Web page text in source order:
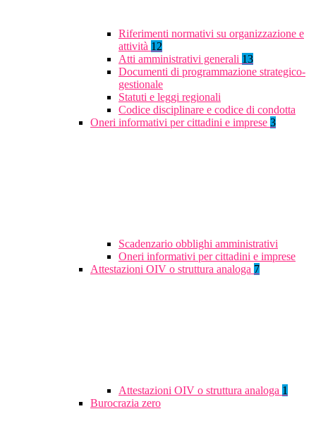
Riferimenti normativi su organizzazione e
attività 12
Atti amministrativi generali 13
Documenti di programmazione strategico-
gestionale
Statuti e leggi regionali
Codice disciplinare e codice di condotta
Oneri informativi per cittadini e imprese 3
Scadenzario obblighi amministrativi
Oneri informativi per cittadini e imprese
Attestazioni OIV o struttura analoga 7
Attestazioni OIV o struttura analoga 1
Burocrazia zero